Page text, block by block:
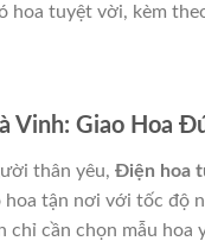
hoa tuyệt vời, kèm
Vinh: Giao Hoa
thân yêu, Điện hoa
tận nơi với tốc độ
chỉ cần chọn mẫu